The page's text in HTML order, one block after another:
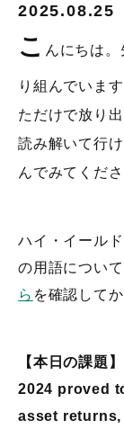
2025.08.25
こ んにちは
り組んでいま
ただけで放り
読み解いて行
んでみてくださ
ハイ・イール
の用語につい
ら を確認して
【本日の課題】
2024 proved
asset